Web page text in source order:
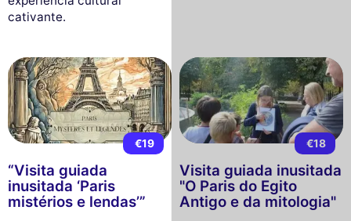
cativante.
€19
“Visita guiada
inusitada ‘Paris
mistérios e lendas’”
€18
Visita guiada inusitada
"O Paris do Egito
Antigo e da mitologia"